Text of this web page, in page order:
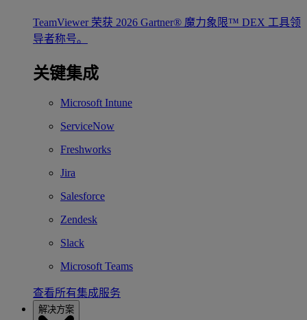
TeamViewer 荣获 2026 Gartner® 魔力象限™ DEX 工具领
导者称号。
关键集成
Microsoft Intune
ServiceNow
Freshworks
Jira
Salesforce
Zendesk
Slack
Microsoft Teams
查看所有集成服务
解决方案